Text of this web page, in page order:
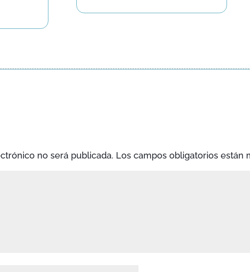
no será publicada. Los campos obligatorios están